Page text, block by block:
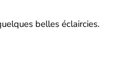
belles éclaircies.